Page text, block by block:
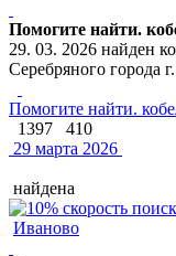
Помогите найти.
29. 03. 2026 найден
Серебряного города
Помогите найти.
1397
410
29 марта 2026
найдена
Иваново